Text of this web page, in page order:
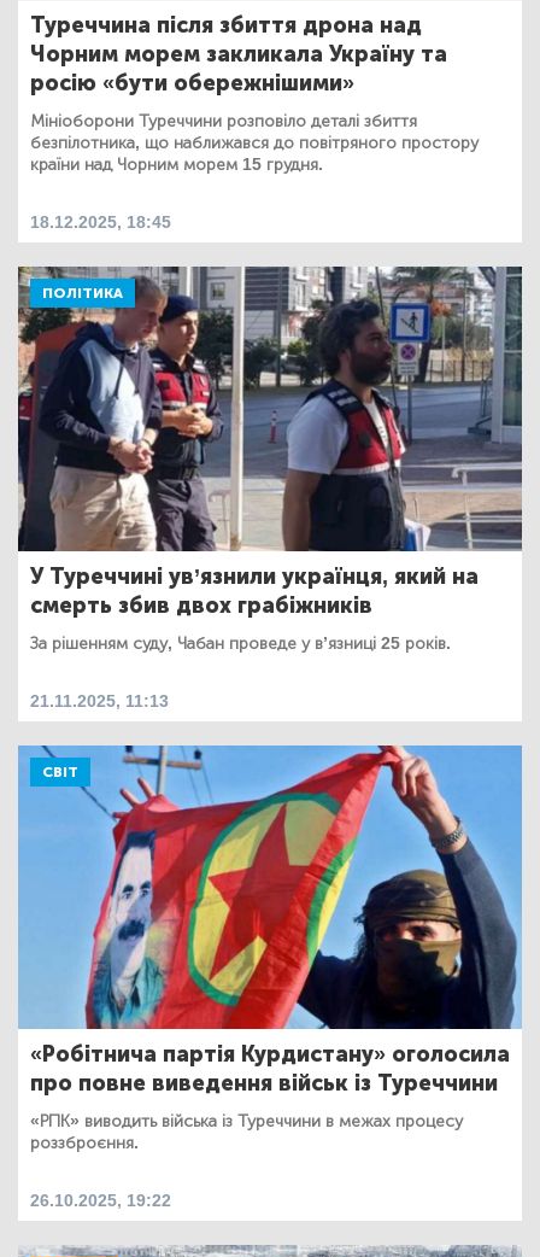
Туреччина після збиття дрона над
Чорним морем закликала Україну та
росію «бути обережнішими»
Мініоборони Туреччини розповіло деталі збиття
безпілотника, що наближався до повітряного простору
країни над Чорним морем 15 грудня.
18.12.2025, 18:45
ПОЛІТИКА
У Туреччині ув’язнили українця, який на
смерть збив двох грабіжників
За рішенням суду, Чабан проведе у в’язниці 25 років.
21.11.2025, 11:13
СВІТ
«Робітнича партія Курдистану» оголосила
про повне виведення військ із Туреччини
«РПК» виводить війська із Туреччини в межах процесу
роззброєння.
26.10.2025, 19:22